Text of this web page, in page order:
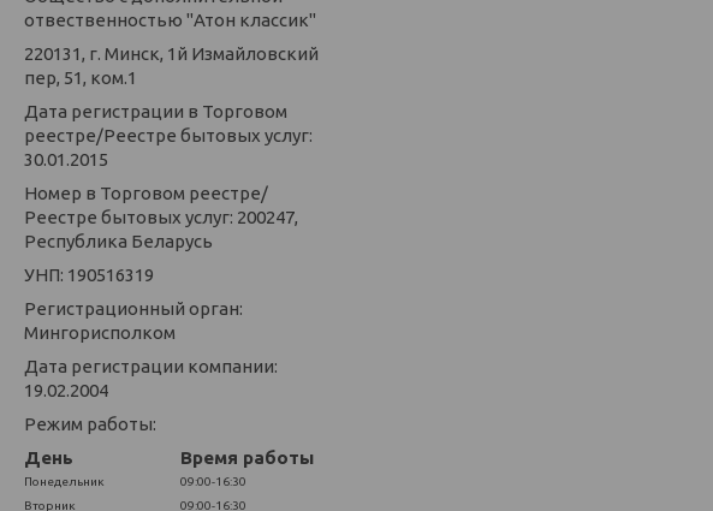
отвественностью "Атон классик"
220131, г. Минск, 1й Измайловский
пер, 51, ком.1
Дата регистрации в Торговом
реестре/Реестре бытовых услуг:
30.01.2015
Номер в Торговом реестре/
Реестре бытовых услуг: 200247,
Республика Беларусь
УНП: 190516319
Регистрационный орган:
Мингорисполком
Дата регистрации компании:
19.02.2004
Режим работы:
День
Время работы
Понедельник
09:00-16:30
Вторник
09:00-16:30